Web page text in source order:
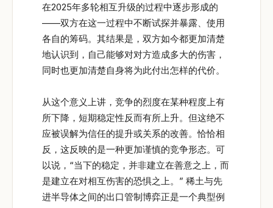
在2025年多轮相互升级的过程中逐步形成的
——双方在这一过程中不断试探并暴露、使用
各自的筹码。其结果是，双方如今都更加清楚
地认识到，自己能够对对方造成多大的伤害，
同时也更加清楚自身将为此付出怎样的代价。
从这个意义上讲，竞争的烈度在某种程度上有
所下降，短期稳定性反而有所上升。但这绝不
应被误解为信任的提升或关系的改善。恰恰相
反，这反映的是一种更加谨慎的竞争形态。可
以说，“当下的稳定，并非建立在善意之上，而
是建立在对相互伤害的恐惧之上。” 稀土与先
进半导体之间的出口管制博弈正是一个典型例